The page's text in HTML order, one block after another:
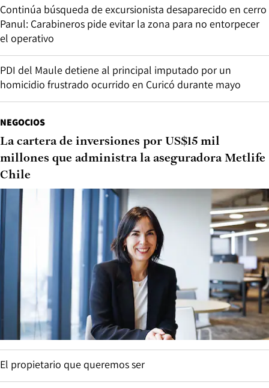
Continúa búsqueda de excursionista desaparecido en cerro
Panul: Carabineros pide evitar la zona para no entorpecer
el operativo
PDI del Maule detiene al principal imputado por un
homicidio frustrado ocurrido en Curicó durante mayo
NEGOCIOS
La cartera de inversiones por US$15 mil
millones que administra la aseguradora Metlife
Chile
El propietario que queremos ser